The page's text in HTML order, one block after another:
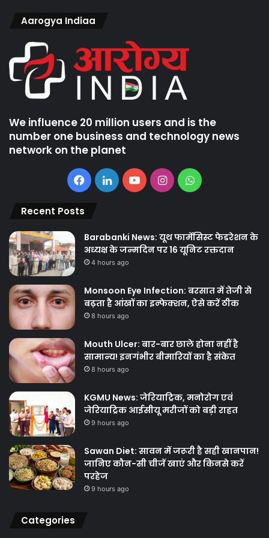
Aarogya Indiaa
We influence 20 million users and is the
number one business and technology news
network on the planet
Facebook
LinkedInYouTubeInstagramWhatsApp
Recent Posts
Barabanki News: यूथ फार्मेसिस्ट फेडरेशन के
अध्यक्ष के जन्मदिन पर 16 यूनिट रक्तदान
4 hours ago
Monsoon Eye Infection: बरसात में तेजी से
बढ़ता है आंखों का इन्फेक्शन, ऐसे करें ठीक
8 hours ago
Mouth Ulcer: बार-बार छाले होना नहीं है
सामान्य! इनगंभीर बीमारियों का है संकेत
8 hours ago
KGMU News: जेरियाट्रिक, मनोरोग एवं
जेरियाट्रिक आईसीयू मरीजों को बड़ी राहत
9 hours ago
Sawan Diet: सावन में जरूरी है सही खानपान!
जानिए कौन-सी चीजें खाएं और किनसे करें
परहेज
9 hours ago
Categories